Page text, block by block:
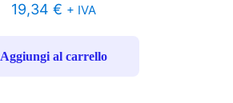
19,34 € + IVA
Aggiungi al carrello